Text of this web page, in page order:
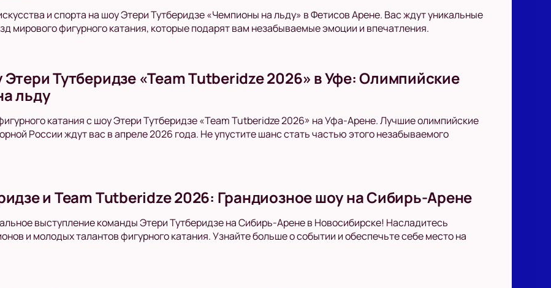
и спорта на шоу Этери Тутберидзе «Чемпионы на льду» в Фетисов Арене. Вас ждут уникальные
мирового фигурного катания, которые подарят вам незабываемые эмоции и впечатления.
Тутберидзе «Team Tutberidze 2026» в Уфе: Олимпийские
льду
катания с шоу Этери Тутберидзе «Team Tutberidze 2026» на Уфа-Арене. Лучшие олимпийские
России ждут вас в апреле 2026 года. Не упустите шанс стать частью этого незабываемого
и Team Tutberidze 2026: Грандиозное шоу на Сибирь-Арене
выступление команды Этери Тутберидзе на Сибирь-Арене в Новосибирске! Насладитесь
и молодых талантов фигурного катания. Узнайте больше о событии и обеспечьте себе место на